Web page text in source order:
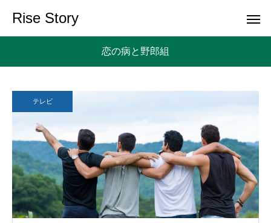
Rise Story
恋の病と野郎組
テレビ